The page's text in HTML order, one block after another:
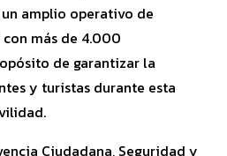
amplio operativo de
más de 4.000
de garantizar la
y turistas durante esta
Ciudadana, Seguridad y